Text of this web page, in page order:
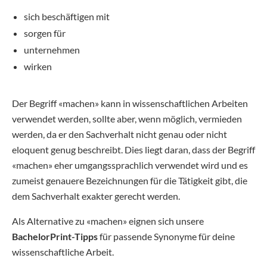
sich beschäftigen mit
sorgen für
unternehmen
wirken
Der Begriff «machen» kann in wissenschaftlichen Arbeiten
verwendet werden, sollte aber, wenn möglich, vermieden
werden, da er den Sachverhalt nicht genau oder nicht
eloquent genug beschreibt. Dies liegt daran, dass der Begriff
«machen» eher umgangssprachlich verwendet wird und es
zumeist genauere Bezeichnungen für die Tätigkeit gibt, die
dem Sachverhalt exakter gerecht werden.
Als Alternative zu «machen» eignen sich unsere
BachelorPrint-Tippsfür passende Synonyme für deine
wissenschaftliche Arbeit.